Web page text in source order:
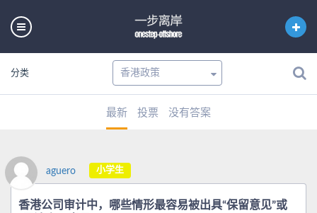
分类
最新 投票 没有答案
aguero 小学生
香港公司审计中，哪些情形最容易被出具“保留意见”或